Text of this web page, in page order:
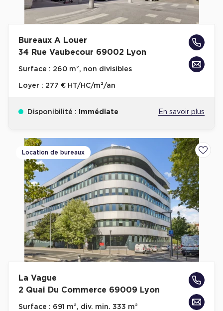
Bureaux A Louer
34 Rue Vaubecour 69002 Lyon
Surface : 260 m², non divisibles
Loyer : 277 € HT/HC/m²/an
Disponibilité : Immédiate En savoir plus
Location de bureaux
La Vague
2 Quai Du Commerce 69009 Lyon
Surface : 691 m², div. min. 333 m²